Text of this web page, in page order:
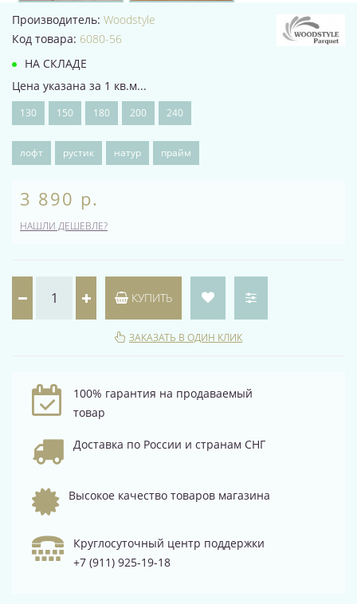
Производитель: Woodstyle
Код товара: 6080-56
НА СКЛАДЕ
Цена указана за 1 кв.м...
130 150 180 200 240
лофт рустик натур прайм
3 890 р.
НАШЛИ ДЕШЕВЛЕ?
КУПИТЬ
ЗАКАЗАТЬ В ОДИН КЛИК
100% гарантия на продаваемый
товар
Доставка по России и странам СНГ
Высокое качество товаров магазина
Круглосуточный центр поддержки
+7 (911) 925-19-18